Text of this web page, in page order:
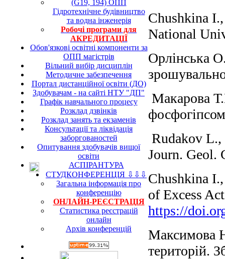
(G19, 194) ОПП
Гідротехнічне будівництво
та водна інженерія
Робочі програми для
АКРЕДИТАЦІЇ
Обов'язкові освітні компоненти за
ОПП магістрів
Вільний вибір дисциплін
Методичне забезпечення
Портал дистанційної освіти (ДО)
Здобувачам - на сайті НТУ "ДП"
Графік навчального процесу
Розклад дзвінків
Розклад занять та екзаменів
Консультації та ліквідація
заборгованостей
Опитування здобувачів вищої
освіти
АСПІРАНТУРА
СТУДКОНФЕРЕНЦІЯ ⇩⇩⇩
Загальна інформація про
конференцію
ОНЛАЙН-РЕЄСТРАЦІЯ
Статистика реєстрацій
онлайн
Архів конференцій
Chushkina
National
Орлінська
Макарова
Rudakov L.,
Journ. Geol.
Chushkina
of Excess
https://
Максимова
територій.